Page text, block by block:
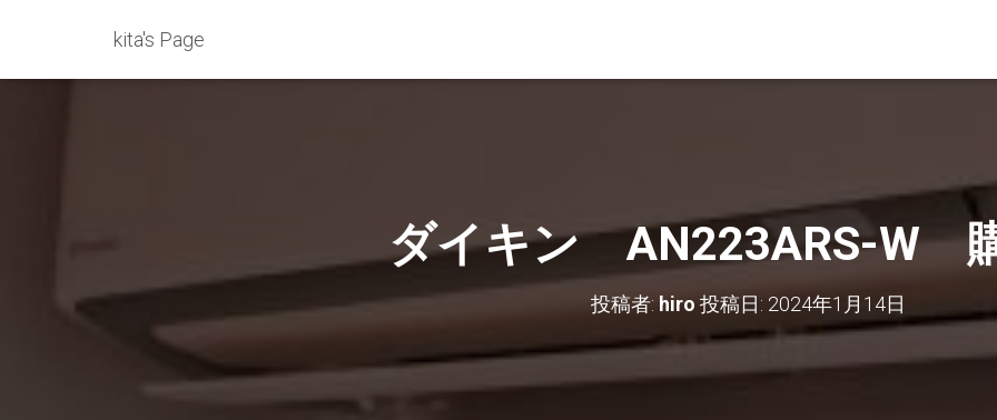
kita's Page
ダイキン AN223ARS-W
投稿者: hiro 投稿日: 2024年1月14日